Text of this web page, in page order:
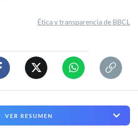
Ética y transparencia de BBCL
VER RESUMEN